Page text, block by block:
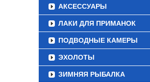
АКСЕССУАРЫ
ЛАКИ ДЛЯ ПРИМАНОК
ПОДВОДНЫЕ КАМЕРЫ
ЭХОЛОТЫ
ЗИМНЯЯ РЫБАЛКА